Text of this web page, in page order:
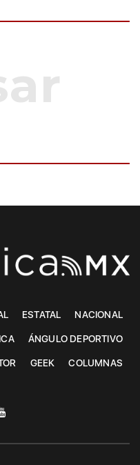
ESTATAL NACIONAL
ÁNGULO DEPORTIVO
GEEK COLUMNAS